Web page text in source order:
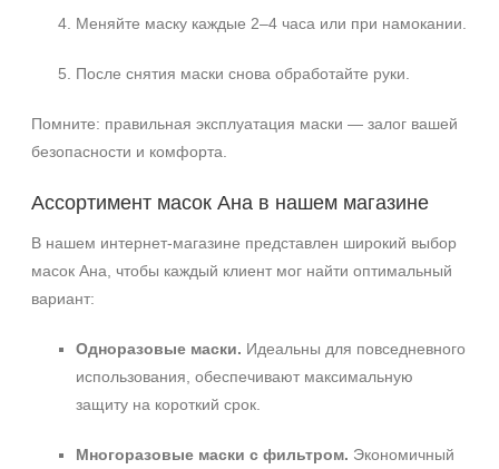
Меняйте маску каждые 2–4 часа или при намокании.
После снятия маски снова обработайте руки.
Помните: правильная эксплуатация маски — залог вашей
безопасности и комфорта.
Ассортимент масок Ана в нашем магазине
В нашем интернет-магазине представлен широкий выбор
масок Ана, чтобы каждый клиент мог найти оптимальный
вариант:
Одноразовые маски. Идеальны для повседневного
использования, обеспечивают максимальную
защиту на короткий срок.
Многоразовые маски с фильтром. Экономичный